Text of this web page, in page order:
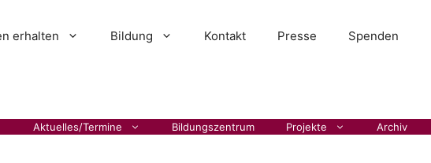
erhalten Bildung Kontakt Presse Spenden
Aktuelles/Termine Bildungszentrum Projekte Archiv